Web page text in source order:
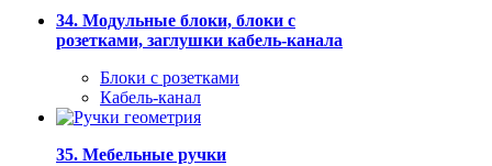
34. Модульные блоки, блоки с
розетками, заглушки кабель-канала
Блоки с розетками
Кабель-канал
35. Мебельные ручки